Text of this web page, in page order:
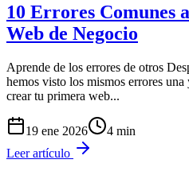
10 Errores Comunes
Web de Negocio
Aprende de los errores de otros
hemos visto los mismos errores una
crear tu primera web...
19 ene 2026 4 min
Leer artículo